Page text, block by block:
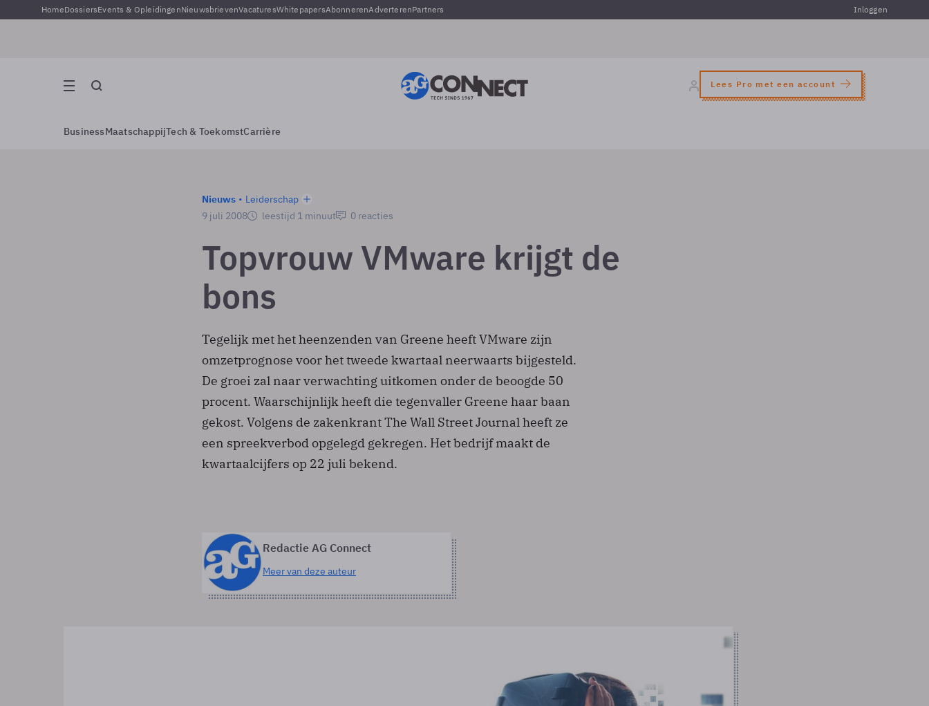
HomeDossiersEvents & OpleidingenNieuwsbrievenVacaturesWhitepapersAbonnerenAdverterenPartners Inloggen
Lees Pro met een account
BusinessMaatschappijTech & ToekomstCarrière
Nieuws
Leiderschap
9 juli 2008
leestijd 1 minuut 0 reacties
Topvrouw VMware krijgt de
bons
Tegelijk met het heenzenden van Greene heeft VMware zijn
omzetprognose voor het tweede kwartaal neerwaarts bijgesteld.
De groei zal naar verwachting uitkomen onder de beoogde 50
procent. Waarschijnlijk heeft die tegenvaller Greene haar baan
gekost. Volgens de zakenkrant The Wall Street Journal heeft ze
een spreekverbod opgelegd gekregen. Het bedrijf maakt de
kwartaalcijfers op 22 juli bekend.
Redactie AG Connect
Meer van deze auteur